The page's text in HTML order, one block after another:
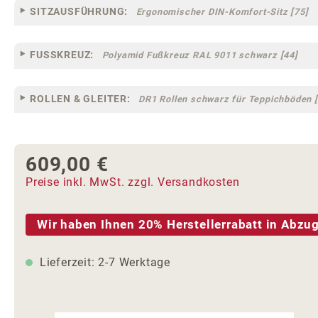
SITZAUSFÜHRUNG: Ergonomischer DIN-Komfort-Sitz [75]
FUSSKREUZ: Polyamid Fußkreuz RAL 9011 schwarz [44]
ROLLEN & GLEITER: DR1 Rollen schwarz für Teppichböden
Regulärer Preis:
609,00 €
Preise inkl. MwSt. zzgl. Versandkosten
Wir haben Ihnen 20% Herstellerrabatt in
Lieferzeit: 2-7 Werktage